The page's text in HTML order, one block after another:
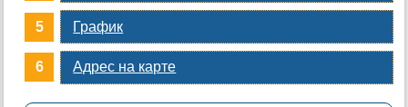
График
Адрес на карте